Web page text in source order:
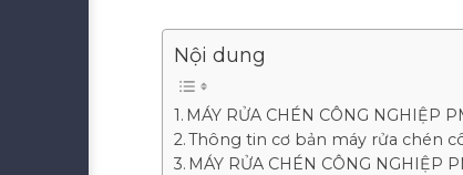
Nội dung
MÁY RỬA CHÉN CÔNG NGHIỆP
Thông tin cơ bản máy rửa chén
MÁY RỬA CHÉN CÔNG NGHIỆP